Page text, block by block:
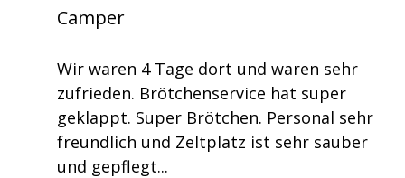
Camper
Wir waren 4 Tage dort und waren sehr
zufrieden. Brötchenservice hat super
geklappt. Super Brötchen. Personal sehr
freundlich und Zeltplatz ist sehr sauber
und gepflegt...